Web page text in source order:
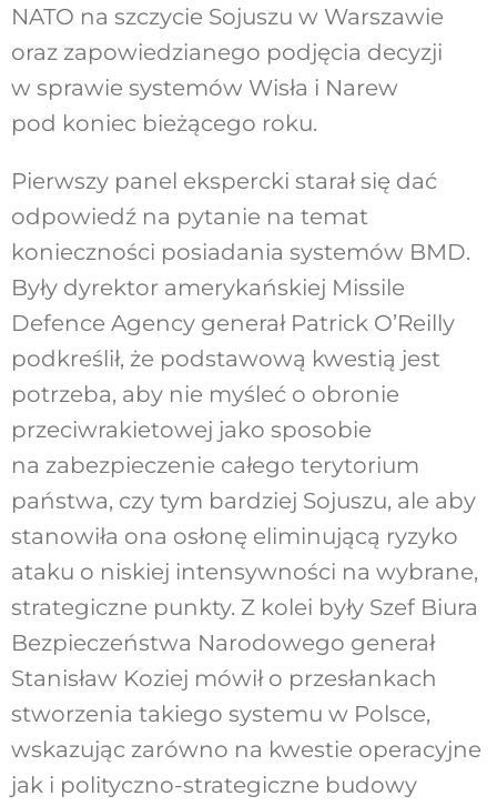
NATO na szczycie Sojuszu w Warszawie
oraz zapowiedzianego podjęcia decyzji
w sprawie systemów Wisła i Narew
pod koniec bieżącego roku.
Pierwszy panel ekspercki starał się dać
odpowiedź na pytanie na temat
konieczności posiadania systemów BMD.
Były dyrektor amerykańskiej Missile
Defence Agency generał Patrick O’Reilly
podkreślił, że podstawową kwestią jest
potrzeba, aby nie myśleć o obronie
przeciwrakietowej jako sposobie
na zabezpieczenie całego terytorium
państwa, czy tym bardziej Sojuszu, ale aby
stanowiła ona osłonę eliminującą ryzyko
ataku o niskiej intensywności na wybrane,
strategiczne punkty. Z kolei były Szef Biura
Bezpieczeństwa Narodowego generał
Stanisław Koziej mówił o przesłankach
stworzenia takiego systemu w Polsce,
wskazując zarówno na kwestie operacyjne
jak i polityczno-strategiczne budowy